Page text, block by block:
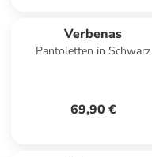
Verbenas
Pantoletten in Schwarz
69,90 €